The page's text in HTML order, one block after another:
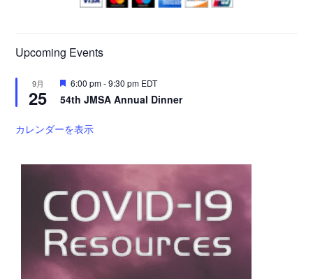
Upcoming Events
9月
25
注
目
6:00 pm-9:30 pm EDT
54th JMSA Annual Dinner
カレンダーを表示